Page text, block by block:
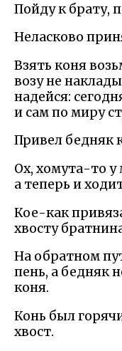
Пойду к брату,
Неласково
Взять коня
возу не
надейся:
и сам по миру
Привел бедняк
Ох, хомута-то у
а теперь и
Кое-как
хвосту
На обратном
пень, а бедняк
коня.
Конь был
хвост.